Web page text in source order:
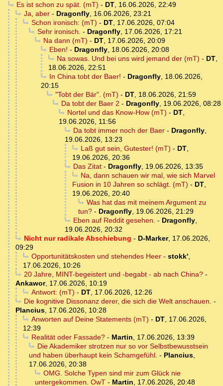
Es ist schon zu spät. (mT) - DT, 16.06.2026, 22:49
Ja, aber- Dragonfly, 16.06.2026, 23:21
Schon ironisch: (mT) - DT, 17.06.2026, 07:04
Sehr ironisch. - Dragonfly, 17.06.2026, 17:21
Na dann (mT) - DT, 17.06.2026, 20:09
Eben! - Dragonfly, 18.06.2026, 20:08
Na sowas. Und bei uns wird jemand der (mT) - DT,
18.06.2026, 22:51
In China tobt der Baer! - Dragonfly, 18.06.2026,
20:15
"Tobt der Bär". (mT) - DT, 18.06.2026, 21:59
Da tobt der Baer 2 - Dragonfly, 19.06.2026, 08:28
Nortel und das Know-How (mT) - DT,
19.06.2026, 11:56
Da tobt immer noch der Baer- Dragonfly,
19.06.2026, 13:23
Laß gut sein, Gutester! (mT) - DT,
19.06.2026, 20:36
Das Zitat- Dragonfly, 19.06.2026, 13:35
Na, dann schauen wir mal, wie sich Marvel
Fusion in 10 Jahren so schlägt. (mT) - DT,
19.06.2026, 20:40
Was hat das mit meinem Argument zu
tun? - Dragonfly, 19.06.2026, 21:29
Eben auf Reddit gesehen. - Dragonfly,
19.06.2026, 20:32
Nicht nur radikale Abschiebung - D-Marker, 17.06.2026,
09:29
Opportunitätskosten und stehendes Heer- stokk',
17.06.2026, 10:26
20 Jahre, MINT-begeistert und -begabt - ab nach China?-
Ankawor, 17.06.2026, 10:19
Antwort: (mT) - DT, 17.06.2026, 12:26
Die kognitive Dissonanz derer, die sich die Welt anschauen. -
Plancius, 17.06.2026, 10:28
Anworten auf Deine Statements (mT) - DT, 17.06.2026,
12:39
Realität oder Fassade?- Martin, 17.06.2026, 13:39
Die Akademiker strotzen nur so vor Selbstbewusstsein
und haben überhaupt kein Schamgefühl. - Plancius,
17.06.2026, 20:38
OMG. Solche Typen sind mir zum Glück nie
untergekommen. OwT - Martin, 17.06.2026, 20:48